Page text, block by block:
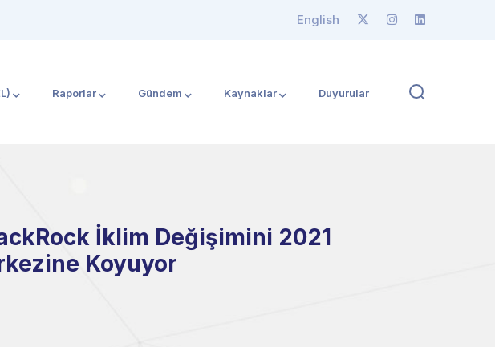
English
Raporlar Gündem Kaynaklar Duyurular
İklim Değişimini 2021
Koyuyor